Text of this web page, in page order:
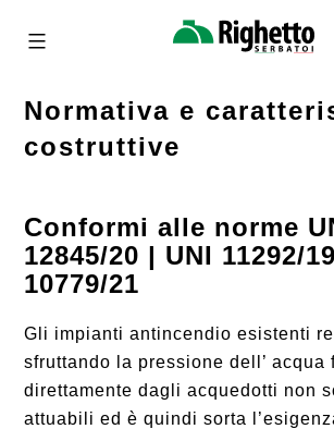
Righetto
Normativa e
costruttive
Conformi alle norme
12845/20 | UNI 11292/
10779/21
Gli impianti antincendio esistenti
sfruttando la pressione dell’ acqua
direttamente dagli acquedotti non
attuabili ed è quindi sorta